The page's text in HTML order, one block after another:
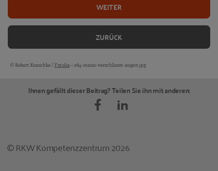
ZURÜCK
WEITER
Bildquellen und Copyright-Hinweise
© Robert Kneschke / Fotolia– 264-mann-verschliesst-augen.jpg
Ihnen gefällt dieser Beitrag? Teilen Sie ihn mit anderen:
© RKW Kompetenzzentrum 2026